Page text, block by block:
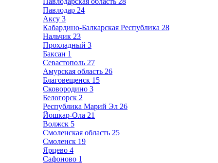
Павлодар 24
Аксу 3
Кабардино-Балкарская Республика 28
Нальчик 23
Прохладный 3
Баксан 1
Севастополь 27
Амурская область 26
Благовещенск 15
Сковородино 3
Белогорск 2
Республика Марий Эл 26
Йошкар-Ола 21
Волжск 5
Смоленская область 25
Смоленск 19
Ярцево 4
Сафоново 1